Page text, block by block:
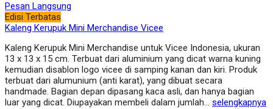
Pesan Langsung
Edisi Terbatas
Kaleng Kerupuk Mini Merchandise Vicee
Kaleng Kerupuk Mini Merchandise untuk Vicee Indonesia, ukuran
13 x 13 x 15 cm. Terbuat dari aluminium yang dicat warna kuning
kemudian disablon logo vicee di samping kanan dan kiri. Produk
terbuat dari alumunium (anti karat), yang dibuat secara
handmade. Bagian depan dipasang kaca asli, dan hanya bagian
luar yang dicat. Diupayakan membeli dalam jumlah… selengkapnya